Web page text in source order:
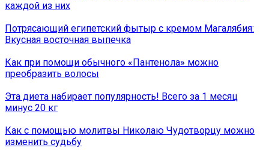
каждой из них
Потрясающий египетский фытыр с кремом Магалябия:
Вкусная восточная выпечка
Как при помощи обычного «Пантенола» можно
преобразить волосы
Эта диета набирает популярность! Всего за 1 месяц
минус 20 кг
Как с помощью молитвы Николаю Чудотворцу можно
изменить судьбу